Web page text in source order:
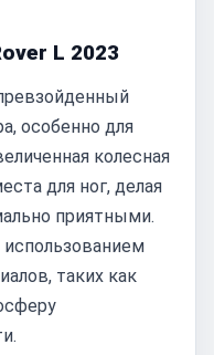
L 2023
особенно для
колесная
для ног, делая
приятными.
таких как